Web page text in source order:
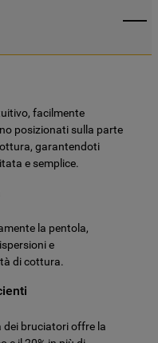
facilmente
posizionati sulla parte
garantendoti
e semplice.
la pentola,
e
di cottura.
bruciatori offre la